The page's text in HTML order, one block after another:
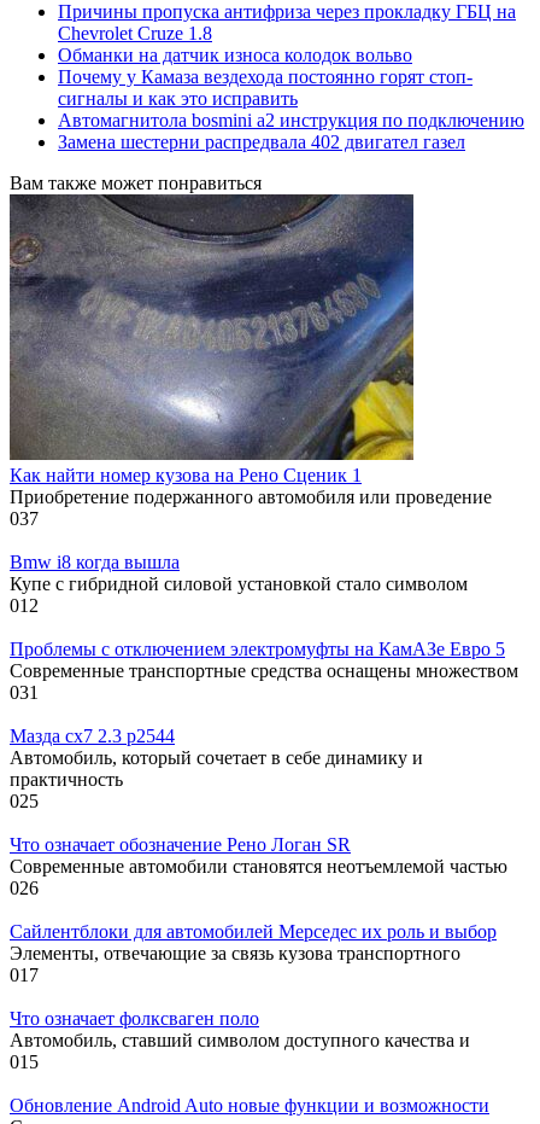
Причины пропуска антифриза через прокладку ГБЦ на
Chevrolet Cruze 1.8
Обманки на датчик износа колодок вольво
Почему у Камаза вездехода постоянно горят стоп-
сигналы и как это исправить
Автомагнитола bosmini а2 инструкция по подключению
Замена шестерни распредвала 402 двигател газел
Вам также может понравиться
Как найти номер кузова на Рено Сценик 1
Приобретение подержанного автомобиля или проведение
037
Bmw i8 когда вышла
Купе с гибридной силовой установкой стало символом
012
Проблемы с отключением электромуфты на КамАЗе Евро 5
Современные транспортные средства оснащены множеством
031
Мазда сх7 2.3 р2544
Автомобиль, который сочетает в себе динамику и
практичность
025
Что означает обозначение Рено Логан SR
Современные автомобили становятся неотъемлемой частью
026
Сайлентблоки для автомобилей Мерседес их роль и выбор
Элементы, отвечающие за связь кузова транспортного
017
Что означает фолксваген поло
Автомобиль, ставший символом доступного качества и
015
Обновление Android Auto новые функции и возможности